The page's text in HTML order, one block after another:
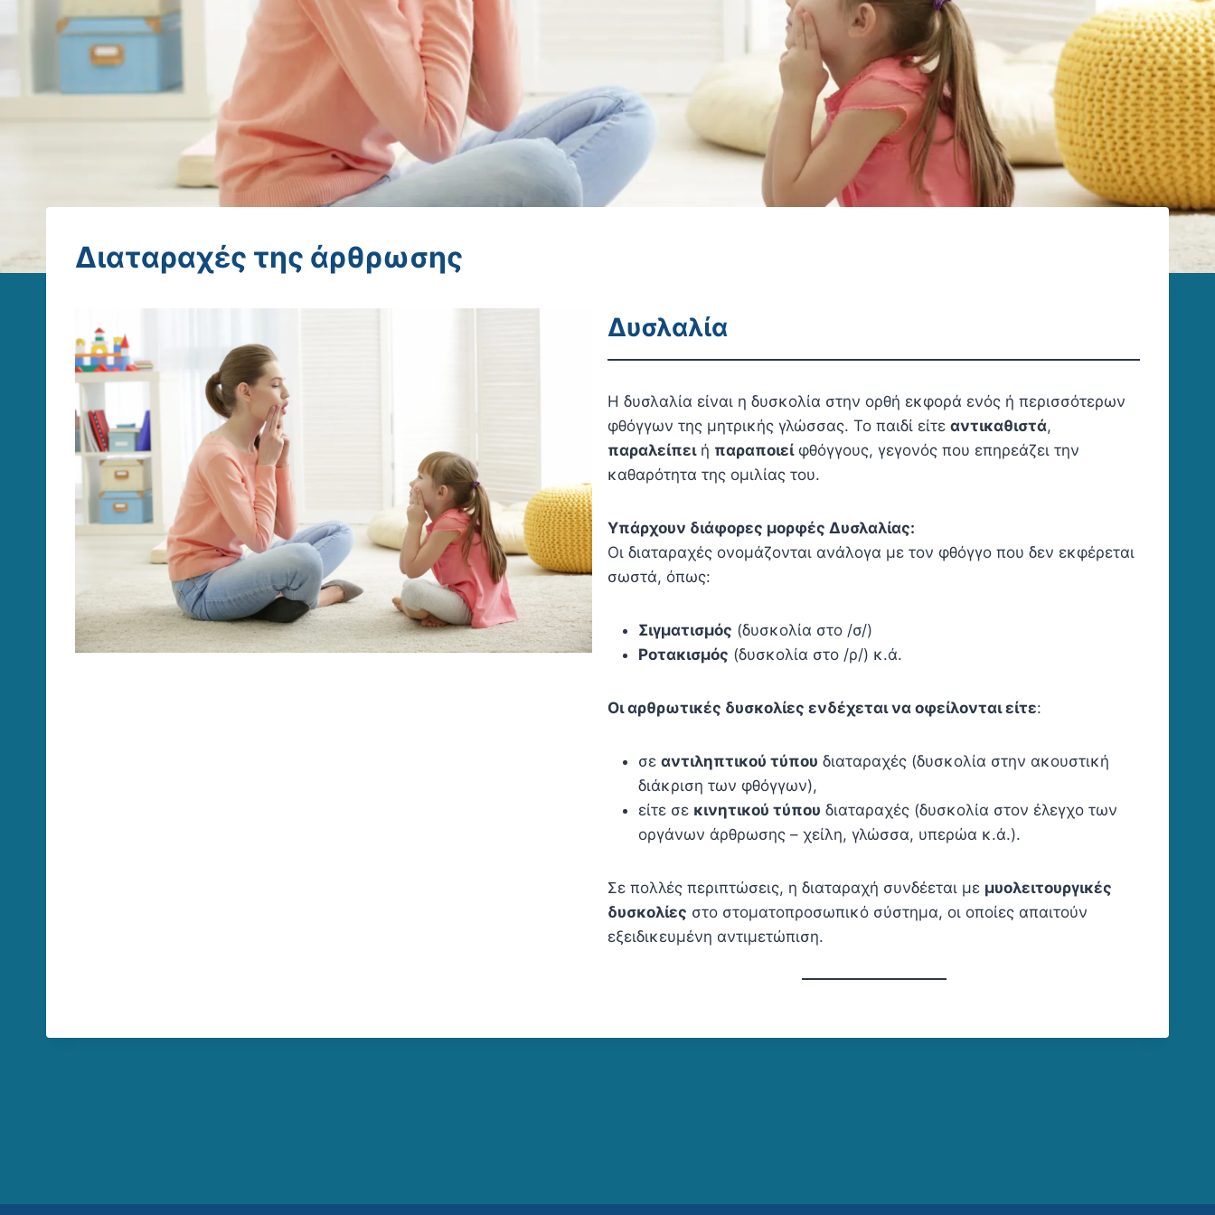
Διαταραχές της άρθρωσης
Δυσλαλία
Η δυσλαλία είναι η δυσκολία στην ορθή εκφορά ενός ή περισσότερων
φθόγγων της μητρικής γλώσσας. Το παιδί είτε αντικαθιστά,
παραλείπειή παραποιείφθόγγους, γεγονός που επηρεάζει την
καθαρότητα της ομιλίας του.
Υπάρχουν διάφορες μορφές Δυσλαλίας:
Οι διαταραχές ονομάζονται ανάλογα με τον φθόγγο που δεν εκφέρεται
σωστά, όπως:
Σιγματισμός (δυσκολία στο /σ/)
Ροτακισμός (δυσκολία στο /ρ/) κ.ά.
Οι αρθρωτικές δυσκολίες ενδέχεται να οφείλονται είτε:
σε αντιληπτικού τύπου διαταραχές (δυσκολία στην ακουστική
διάκριση των φθόγγων),
είτε σε κινητικού τύπου διαταραχές (δυσκολία στον έλεγχο των
οργάνων άρθρωσης – χείλη, γλώσσα, υπερώα κ.ά.).
Σε πολλές περιπτώσεις, η διαταραχή συνδέεται με μυολειτουργικές
δυσκολίες στο στοματοπροσωπικό σύστημα, οι οποίες απαιτούν
εξειδικευμένη αντιμετώπιση.